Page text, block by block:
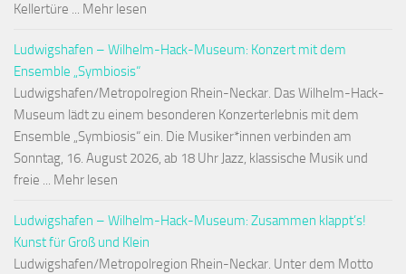
Kellertüre ... Mehr lesen
Ludwigshafen – Wilhelm-Hack-Museum: Konzert mit dem
Ensemble „Symbiosis“
Ludwigshafen/Metropolregion Rhein-Neckar. Das Wilhelm-Hack-
Museum lädt zu einem besonderen Konzerterlebnis mit dem
Ensemble „Symbiosis“ ein. Die Musiker*innen verbinden am
Sonntag, 16. August 2026, ab 18 Uhr Jazz, klassische Musik und
freie ... Mehr lesen
Ludwigshafen – Wilhelm-Hack-Museum: Zusammen klappt’s!
Kunst für Groß und Klein
Ludwigshafen/Metropolregion Rhein-Neckar. Unter dem Motto